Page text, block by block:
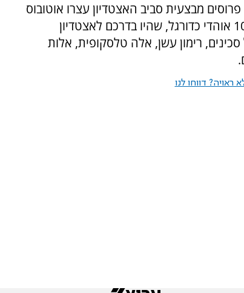
מבצעית סביב האצטדיון עצרו אוטובוס
אוהדים וכן אוהדים נוספים משתי הקבוצות, סה"כ כ-100 אוהדי כדורגל, שהיו בדרכם לאצטדיון
רימון עשן, אלה טלסקופית, אלות
דווחו לנו